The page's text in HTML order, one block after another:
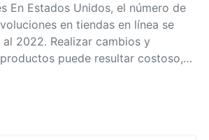
En Estados Unidos, el número de
en tiendas en línea se
2022. Realizar cambios y
puede resultar costoso,…